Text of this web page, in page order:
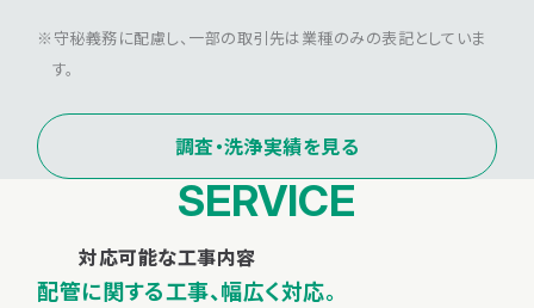
守秘義務に配慮し、一部の取引先は業種のみの表記としていま
す。
調査・洗浄実績を見る
SERVICE
対応可能な工事内容
配管に関する工事、幅広く対応。